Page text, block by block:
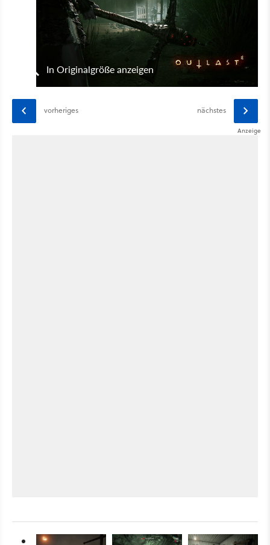
In Originalgröße anzeigen
vorheriges nächstes